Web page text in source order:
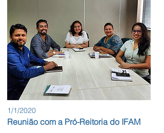
1/1/2020
Reunião com a Pró-Reitoria do IFAM